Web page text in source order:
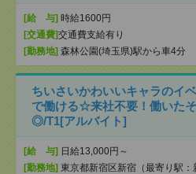
[給 与] 時給1600円
[交通費]交通費支給有り
[勤務地] 森林公園(埼玉県)駅から車4分
ちいさいかわいいキャラのイ
で働ける☆来社不要！働いた
◎/T1[アルバイト]
[給 与] 日給13,000円～
[勤務地] 東京都新宿区新宿（最寄り駅：